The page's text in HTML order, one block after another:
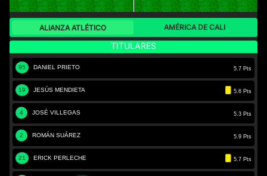
ALIANZA ATLÉTICO AMÉRICA DE CALI
TITULARES
95 DANIEL PRIETO 5.7 Pts
19 JESÚS MENDIETA 5.6 Pts
4 JOSÉ VILLEGAS 5.3 Pts
2 ROMÁN SUÁREZ 5.9 Pts
21 ERICK PERLECHE 5.7 Pts